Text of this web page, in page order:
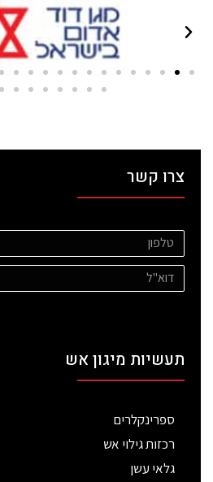
צרו קשר
תעשיות מיגון אש
ספרינקלרים
רכזות גילוי אש
גלאי עשן